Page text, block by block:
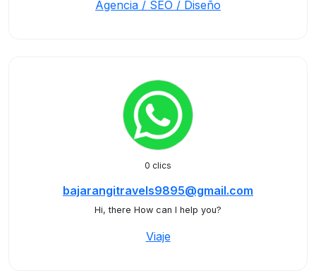
Agencia / SEO / Diseño
0 clics
bajarangitravels9895@gmail.com
Hi, there How can I help you?
Viaje